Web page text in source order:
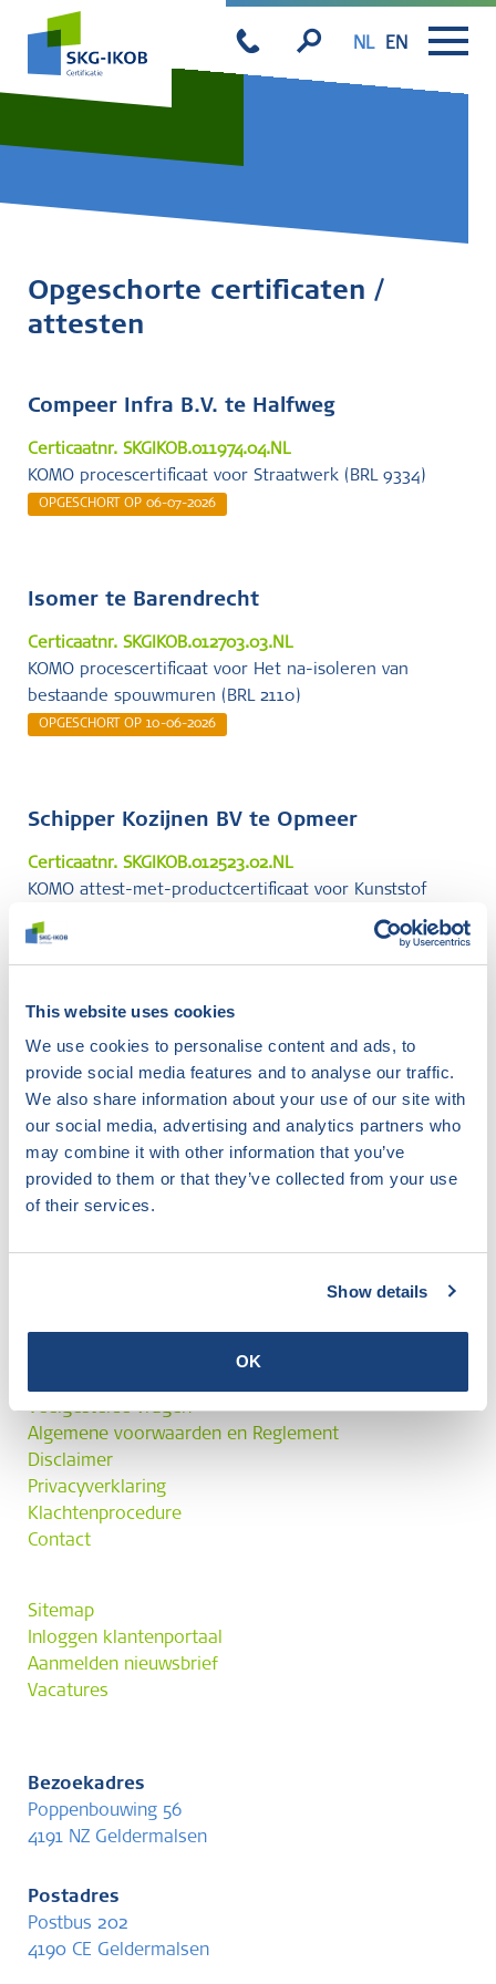
This website uses cookies
We use cookies to personalise content and ads, to
provide social media features and to analyse our traffic.
We also share information about your use of our site with
our social media, advertising and analytics partners who
may combine it with other information that you’ve
provided to them or that they’ve collected from your use
of their services.
Show details
OK
NL EN
Opgeschorte certificaten /
attesten
Compeer Infra B.V. te Halfweg
Certicaatnr. SKGIKOB.011974.04.NL
KOMO procescertificaat voor Straatwerk (BRL 9334)
OPGESCHORT OP 06-07-2026
Isomer te Barendrecht
Certicaatnr. SKGIKOB.012703.03.NL
KOMO procescertificaat voor Het na-isoleren van
bestaande spouwmuren (BRL 2110)
OPGESCHORT OP 10-06-2026
Schipper Kozijnen BV te Opmeer
Certicaatnr. SKGIKOB.012523.02.NL
KOMO attest-met-productcertificaat voor Kunststof
gevelelementen (BRL 0703)
OPGESCHORT OP 01-07-2024
Veelgestelde vragen
Algemene voorwaarden en Reglement
Disclaimer
Privacyverklaring
Klachtenprocedure
Contact
Sitemap
Inloggen klantenportaal
Aanmelden nieuwsbrief
Vacatures
Bezoekadres
Poppenbouwing 56
4191 NZ Geldermalsen
Postadres
Postbus 202
4190 CE Geldermalsen